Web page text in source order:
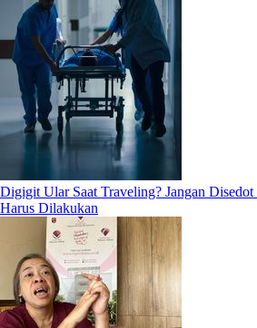
Digigit Ular Saat Traveling? Jangan
Harus Dilakukan